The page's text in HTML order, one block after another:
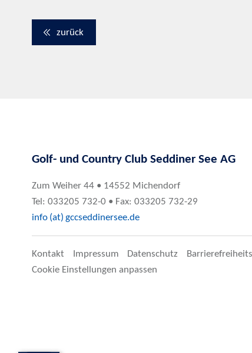
zurück
Golf- und Country Club Seddiner See AG
Zum Weiher 44 • 14552 Michendorf
Tel: 033205 732-0 • Fax: 033205 732-29
info (at) gccseddinersee.de
Kontakt Impressum Datenschutz
Cookie Einstellungen anpassen